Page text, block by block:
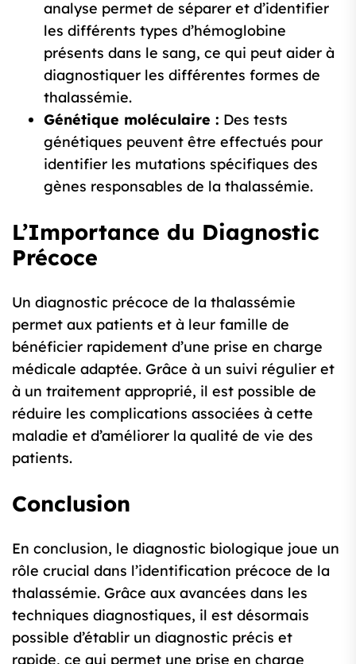
analyse permet de séparer et d’identifier
les différents types d’hémoglobine
présents dans le sang, ce qui peut aider à
diagnostiquer les différentes formes de
thalassémie.
Génétique moléculaire : Des tests
génétiques peuvent être effectués pour
identifier les mutations spécifiques des
gènes responsables de la thalassémie.
L’Importance du Diagnostic
Précoce
Un diagnostic précoce de la thalassémie
permet aux patients et à leur famille de
bénéficier rapidement d’une prise en charge
médicale adaptée. Grâce à un suivi régulier et
à un traitement approprié, il est possible de
réduire les complications associées à cette
maladie et d’améliorer la qualité de vie des
patients.
Conclusion
En conclusion, le diagnostic biologique joue un
rôle crucial dans l’identification précoce de la
thalassémie. Grâce aux avancées dans les
techniques diagnostiques, il est désormais
possible d’établir un diagnostic précis et
rapide, ce qui permet une prise en charge